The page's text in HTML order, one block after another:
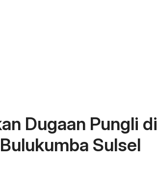
Dugaan Pungli di
Sulsel